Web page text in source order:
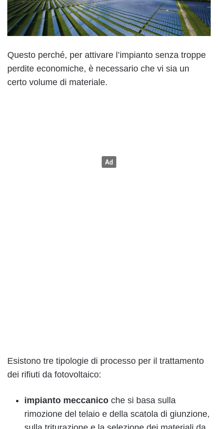
Questo perché, per attivare l’impianto senza troppe
perdite economiche, è necessario che vi sia un
certo volume di materiale.
Esistono tre tipologie di processo per il trattamento
dei rifiuti da fotovoltaico:
impianto meccanico che si basa sulla
rimozione del telaio e della scatola di giunzione,